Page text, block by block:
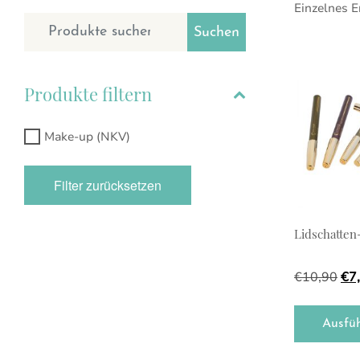
Suchen nach:
Suchen
Produkte filtern
Make-up (NKV)
Filter zurücksetzen
Einzelnes
€10,90€